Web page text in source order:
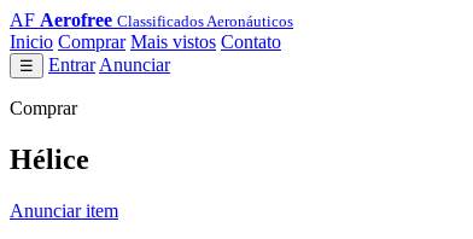
AF Aerofree Classificados Aeronáuticos
Inicio Comprar Mais vistos Contato
☰ Entrar Anunciar
Comprar
Hélice
Anunciar item